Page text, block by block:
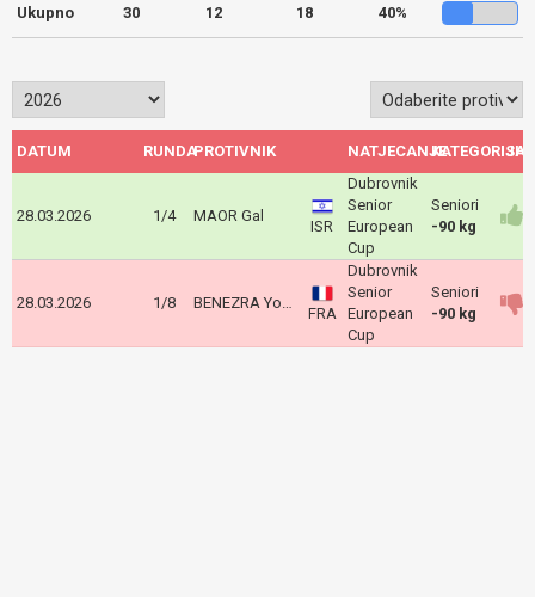
Ukupno 30 12 18 40%
DATUM RUNDAPROTIVNIK NATJECANJEKATEGORIJA
28.03.2026 1/4 MAOR Gal
ISR
Dubrovnik
Senior
European
Cup
Seniori
-90 kg
28.03.2026 1/8 BENEZRA Yoann
FRA
Dubrovnik
Senior
European
Cup
Seniori
-90 kg